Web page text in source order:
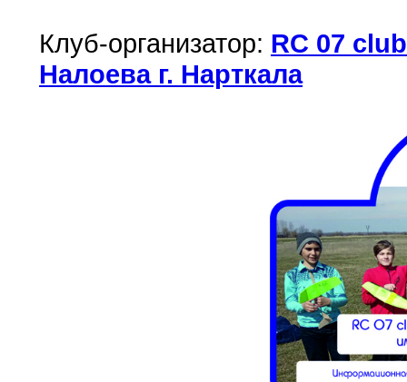
Клуб-организатор: RC 07
Налоева г. Нарткала